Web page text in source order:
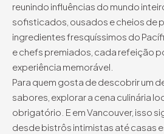
reunindo influências do mundo
sofisticados, ousados e cheios de
ingredientes fresquíssimos do
e chefs premiados, cada refeição
experiência memorável.
Para quem gosta de descobrir um
sabores, explorar a cena culinária
obrigatório. E em Vancouver, isso
desde bistrôs intimistas até casas